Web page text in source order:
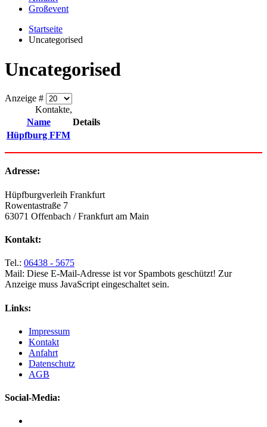
Großevent
Startseite
Uncategorised
Uncategorised
Anzeige #
Kontakte,
Name
Details
Hüpfburg FFM
Adresse:
Hüpfburgverleih Frankfurt
Rowentastraße 7
63071 Offenbach / Frankfurt am Main
Kontakt:
Tel.: 06438 - 5675
Mail: Diese E-Mail-Adresse ist vor Spambots geschützt! Zur
Anzeige muss JavaScript eingeschaltet sein.
Links:
Impressum
Kontakt
Anfahrt
Datenschutz
AGB
Social-Media: